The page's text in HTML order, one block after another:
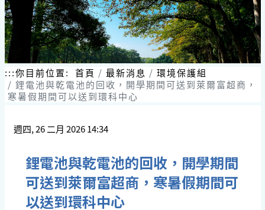
:::你目前位置: 首頁 最新消息
環境保護組
鋰電池與乾電池的回收，開學期間可送到萊爾富超商，
寒暑假期間可以送到環科中心
週四, 26 二月 2026 14:34
鋰電池與乾電池的回收，開學期間
可送到萊爾富超商，寒暑假期間可
以送到環科中心